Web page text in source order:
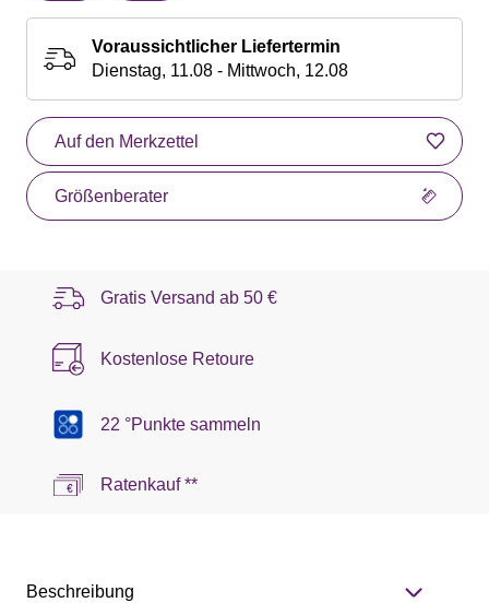
Voraussichtlicher Liefertermin
Dienstag, 11.08 - Mittwoch, 12.08
Auf den Merkzettel
Größenberater
Gratis Versand ab 50 €
Kostenlose Retoure
22 °Punkte sammeln
Ratenkauf **
Beschreibung